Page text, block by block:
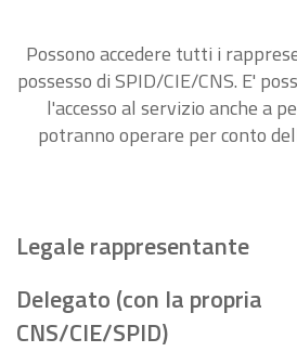
Possono accedere tutti i
possesso di SPID/CIE/CNS. E'
l'accesso al servizio anche a
potranno operare per conto
Legale rappresentante
Delegato (con la propria
CNS/CIE/SPID)